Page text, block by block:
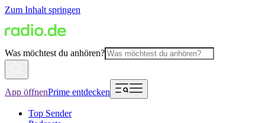
Zum Inhalt springen
Was möchtest du anhören?
App öffnenPrime entdecken
Top Sender